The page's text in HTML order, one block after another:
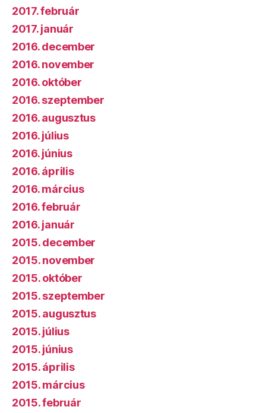
2017. február
2017. január
2016. december
2016. november
2016. október
2016. szeptember
2016. augusztus
2016. július
2016. június
2016. április
2016. március
2016. február
2016. január
2015. december
2015. november
2015. október
2015. szeptember
2015. augusztus
2015. július
2015. június
2015. április
2015. március
2015. február